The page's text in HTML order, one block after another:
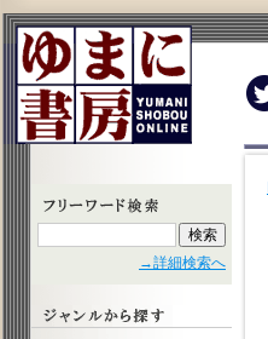
→詳細検索へ